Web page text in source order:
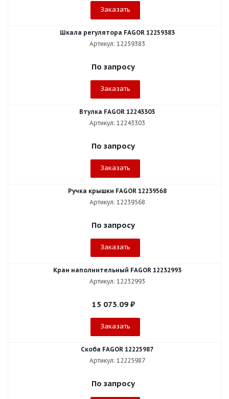
Заказать
Шкала регулятора FAGOR 12259383
Артикул: 12259383
По запросу
Заказать
Втулка FAGOR 12243303
Артикул: 12243303
По запросу
Заказать
Ручка крышки FAGOR 12239568
Артикул: 12239568
По запросу
Заказать
Кран наполнительный FAGOR 12232993
Артикул: 12232993
15 073.09₽
Заказать
Скоба FAGOR 12225987
Артикул: 12225987
По запросу